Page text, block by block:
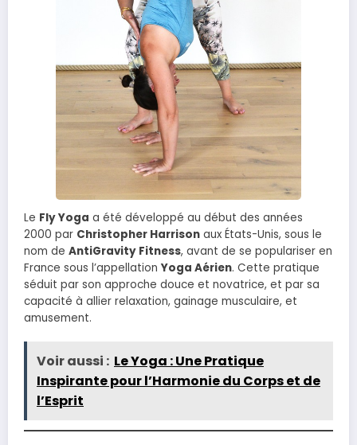
Le Fly Yoga a été développé au début des années
2000 par Christopher Harrison aux États-Unis, sous le
nom de AntiGravity Fitness, avant de se populariser en
France sous l’appellation Yoga Aérien. Cette pratique
séduit par son approche douce et novatrice, et par sa
capacité à allier relaxation, gainage musculaire, et
amusement.
Voir aussi : Le Yoga : Une Pratique
Inspirante pour l’Harmonie du Corps et de
l’Esprit